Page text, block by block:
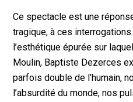
Ce spectacle est une
tragique, à ces
l’esthétique épurée sur
Moulin, Baptiste Dezerces
parfois double de l’humain,
l’absurdité du monde, nos